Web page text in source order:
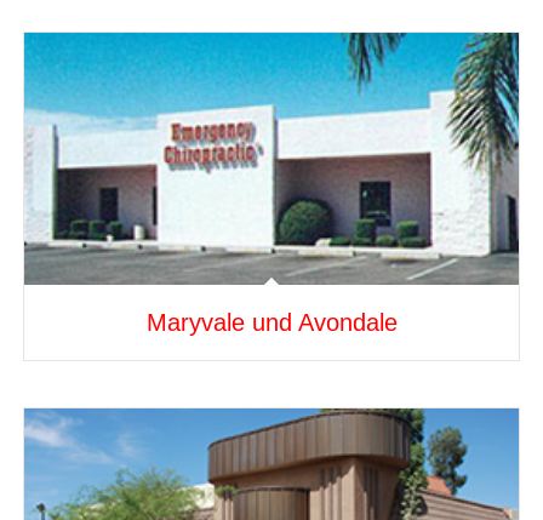
Maryvale und Avondale